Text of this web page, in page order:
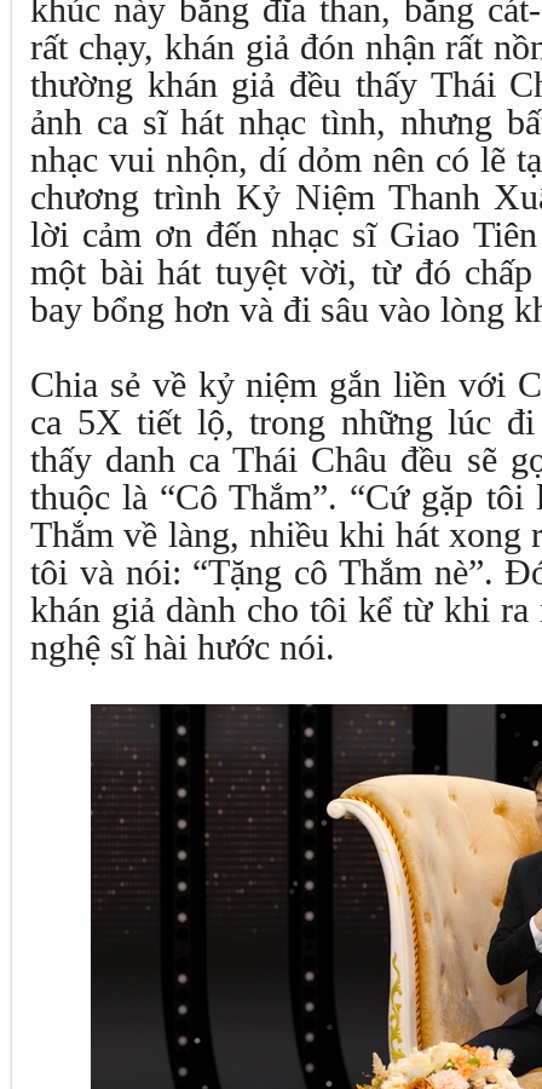
khúc này bằng đĩa than, băng
rất chạy, khán giả đón nhận rất
thường khán giả đều thấy Thái
ảnh ca sĩ hát nhạc tình, nhưng
nhạc vui nhộn, dí dỏm nên có lẽ
chương trình Kỷ Niệm Thanh
lời cảm ơn đến nhạc sĩ Giao
một bài hát tuyệt vời, từ đó
bay bổng hơn và đi sâu vào lòng
Chia sẻ về kỷ niệm gắn liền với
ca 5X tiết lộ, trong những lúc
thấy danh ca Thái Châu đều sẽ
thuộc là “Cô Thắm”. “Cứ gặp
Thắm về làng, nhiều khi hát xong
tôi và nói: “Tặng cô Thắm nè”.
khán giả dành cho tôi kể từ khi ra
nghệ sĩ hài hước nói.